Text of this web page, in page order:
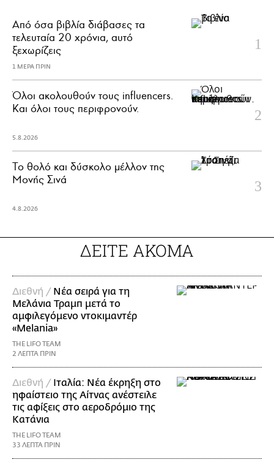
Από όσα βιβλία διάβασες τα
τελευταία 20 χρόνια, αυτό
ξεχωρίζεις
1 ΜΕΡΑ ΠΡΙΝ
Όλοι ακολουθούν τους influencers.
Και όλοι τους περιφρονούν.
5.8.2026
Το θολό και δύσκολο μέλλον της
Μονής Σινά
4.8.2026
ΔΕΙΤΕ ΑΚΟΜΑ
Διεθνή / Νέα σειρά για τη
Μελάνια Τραμπ μετά το
αμφιλεγόμενο ντοκιμαντέρ
«Melania»
THE LIFO TEAM
2 ΛΕΠΤΑ ΠΡΙΝ
Διεθνή / Ιταλία: Νέα έκρηξη στο
ηφαίστειο της Αίτνας ανέστειλε
τις αφίξεις στο αεροδρόμιο της
Κατάνια
THE LIFO TEAM
33 ΛΕΠΤΑ ΠΡΙΝ